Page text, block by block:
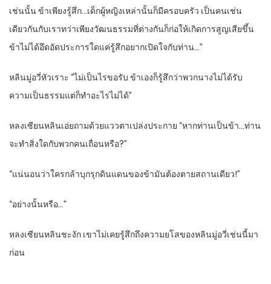
เช่นนั้น ข้าเพียงรู้สึก…เด็กผู้หญิงเหล่านั้นก็มีครอบครัว เป็นคนเช่น
เดียวกันกับเราทว่าเพียงวัฒนธรรมที่ต่างกันก็ก่อให้เกิดการสูญเสียขึ้น
ข้าไม่ได้อึดอัดประการใดแค่รู้สึกอยากเปิดใจกับท่าน…”
หลินมู่อวี่หัวเราะ “ไม่เป็นไรขอรับ ข้าเองก็รู้สึกว่าพวกนางไม่ได้รับ
ความเป็นธรรมแต่ก็ทำอะไรไม่ได้”
หลงเซียนหลินเอ่ยถามด้วยแววตาเปล่งประกาย “หากท่านเป็นข้า…ท่าน
จะทำสิ่งใดกับพวกคนเถื่อนหรือ?”
“แน่นอนว่าใครกล้าบุกรุกดินแดนของข้ามันต้องตายสถานเดียว!”
“อย่างนั้นหรือ…”
หลงเซียนหลินชะงัก เขาไม่เคยรู้สึกถึงความยโสของหลินมู่อวี่เช่นนี้มา
ก่อน